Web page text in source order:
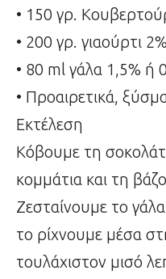
• 150 γρ.
• 200 γρ. γιαούρτι
• 80 ml γάλα 1,5% ή
• Προαιρετικά,
Εκτέλεση
Κόβουμε τη
κομμάτια και τη
Ζεσταίνουμε το
το ρίχνουμε μέσα
τουλάχιστον μισό